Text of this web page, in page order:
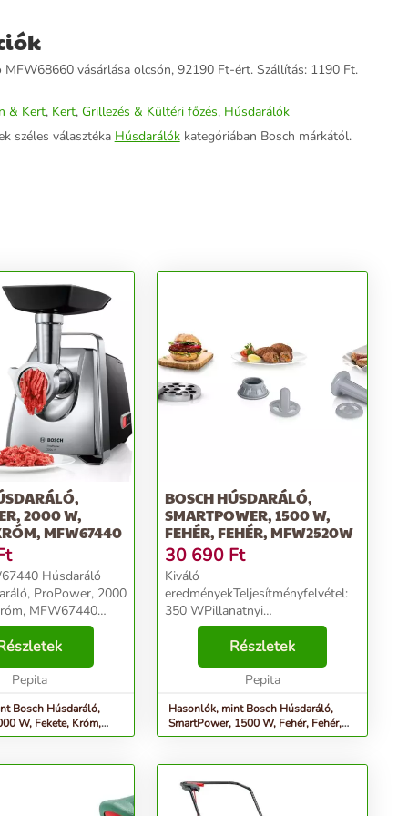
MFW68660 vásárlása olcsón, 92190 Ft-ért. Szállítás: 1190 Ft.
& Kert, Kert, Grillezés & Kültéri főzés, Húsdarálók
széles választéka Húsdarálókkategóriában Bosch márkától.
2000 W,
MFW67440
Húsdaráló
ProPower, 2000
MFW67440
a gyors és
Nagy rugalmasság,
10 funkci...
Pepita
Bosch Húsdaráló,
W, Fekete, Króm,
BOSCH HÚSDARÁLÓ,
SMARTPOWER, 1500 W,
FEHÉR, FEHÉR, MFW2520W
30 690 Ft
Kiváló
eredményekTeljesítményfelvétel:
350 WPillanatnyi
csúcsteljesítmény: 1500
WattDarálási teljesítmény: 1.7
kg/percHúsdaráló, 5-ös
nagyságúBiztonságTúlterhelés
gumilába...
Részletek
Pepita
Hasonlók, mint Bosch Húsdaráló,
SmartPower, 1500 W, Fehér, Fehér,
MFW2520W